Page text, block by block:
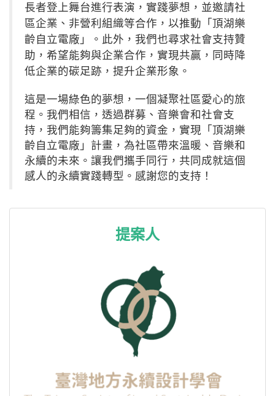
長者登上舞台進行表演，實踐夢想，並邀請社
區企業、非營利組織等合作，以推動「頂湖樂
齡自立電廠」。此外，我們也尋求社會支持贊
助，希望能夠與企業合作，實現共贏，同時降
低企業的碳足跡，提升企業形象。
這是一場綠色的夢想，一個凝聚社區愛心的旅
程。我們相信，透過群募、音樂會和社會支
持，我們能夠籌集足夠的資金，實現「頂湖樂
齡自立電廠」計畫，為社區帶來溫暖、音樂和
永續的未來。讓我們攜手同行，共同成就這個
感人的永續實踐轉型。感謝您的支持！
提案人